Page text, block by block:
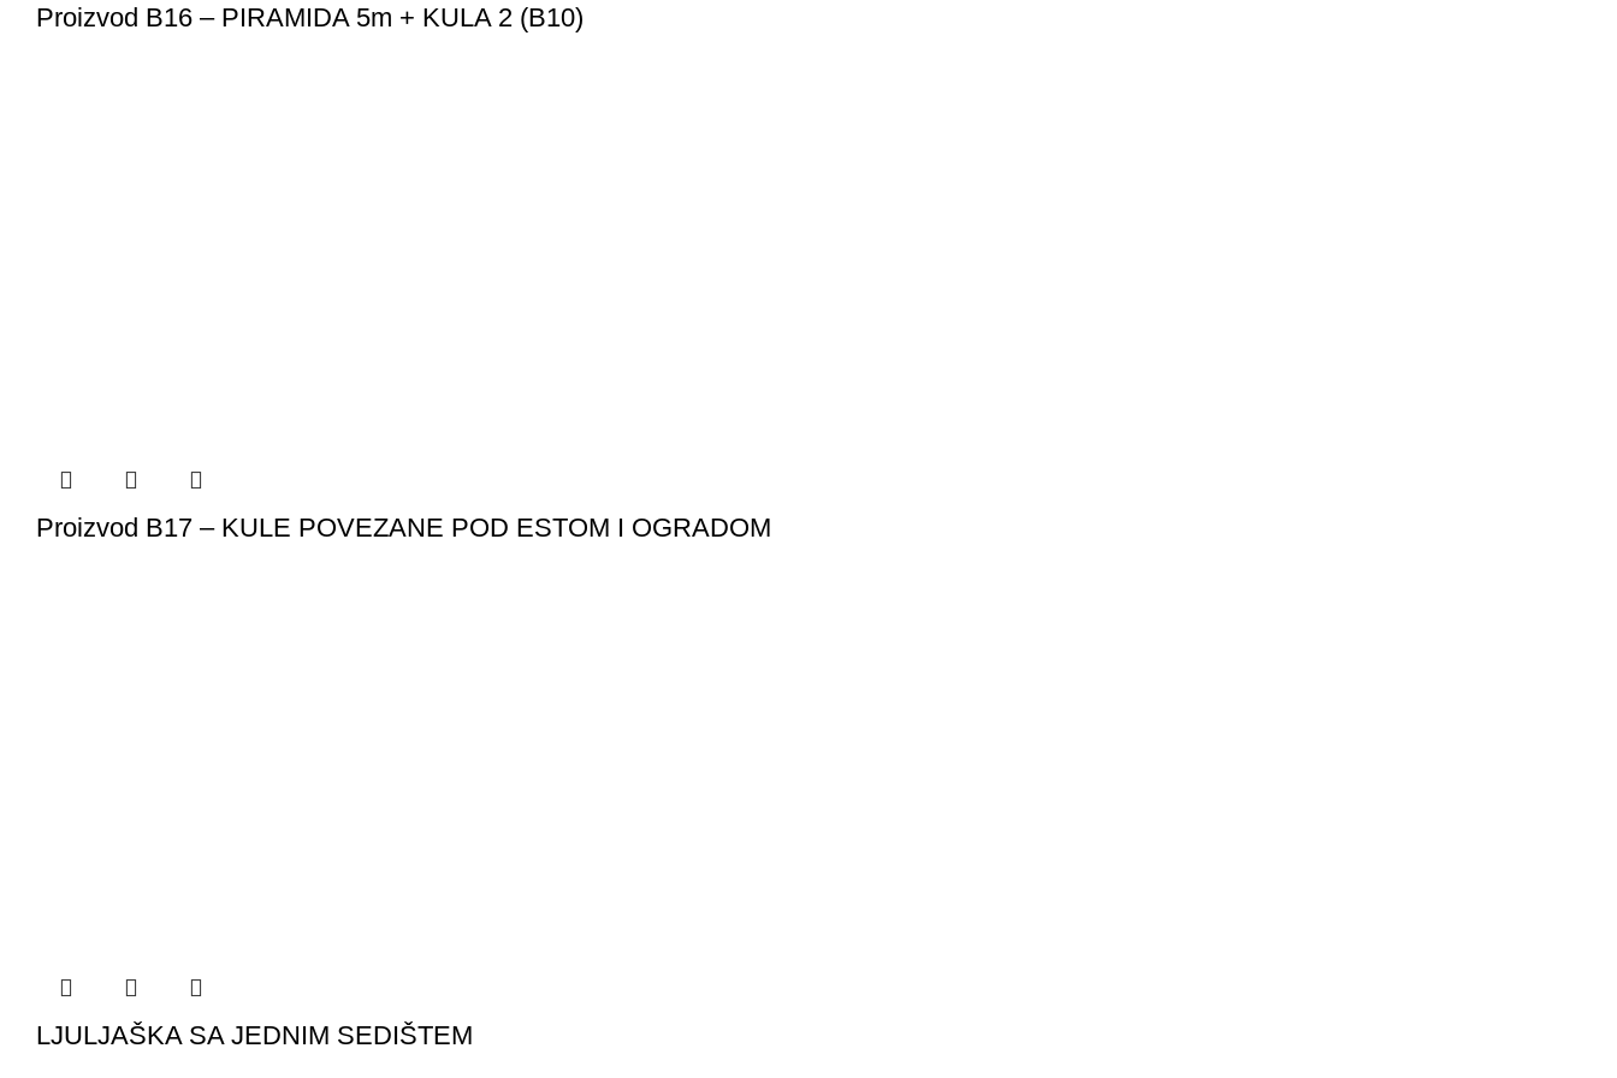
Proizvod B16 – PIRAMIDA 5m + KULA 2 (B10)
Proizvod B17 – KULE POVEZANE POD ESTOM I OGRADOM
LJULJAŠKA SA JEDNIM SEDIŠTEM